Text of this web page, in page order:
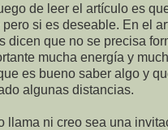
de leer el artículo es
si es deseable. En el
dicen que no se precisa
mucha energía y
es bueno saber algo y
algunas distancias.
llama ni creo sea una